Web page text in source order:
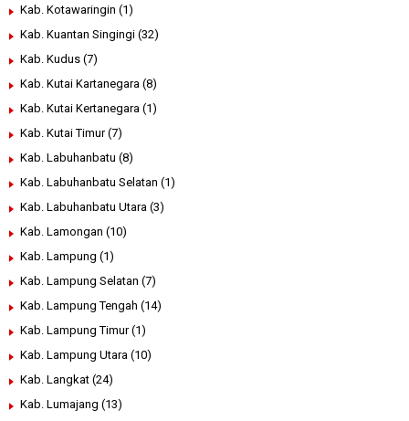
Kab. Kotawaringin (1)
Kab. Kuantan Singingi (32)
Kab. Kudus (7)
Kab. Kutai Kartanegara (8)
Kab. Kutai Kertanegara (1)
Kab. Kutai Timur (7)
Kab. Labuhanbatu (8)
Kab. Labuhanbatu Selatan (1)
Kab. Labuhanbatu Utara (3)
Kab. Lamongan (10)
Kab. Lampung (1)
Kab. Lampung Selatan (7)
Kab. Lampung Tengah (14)
Kab. Lampung Timur (1)
Kab. Lampung Utara (10)
Kab. Langkat (24)
Kab. Lumajang (13)